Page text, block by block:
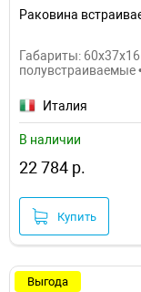
Раковина
Габариты:
полувстраиваемые
Италия
В наличии
22 784 р.
Купить
Выгода